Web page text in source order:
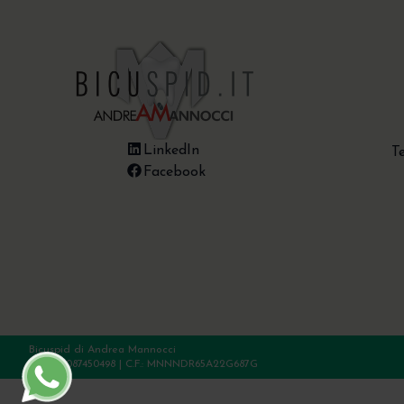
LinkedIn
Facebook
Bicuspid di Andrea Mannocci
P.Iva: 01087450498 | C.F.: MNNNDR65A22G687G